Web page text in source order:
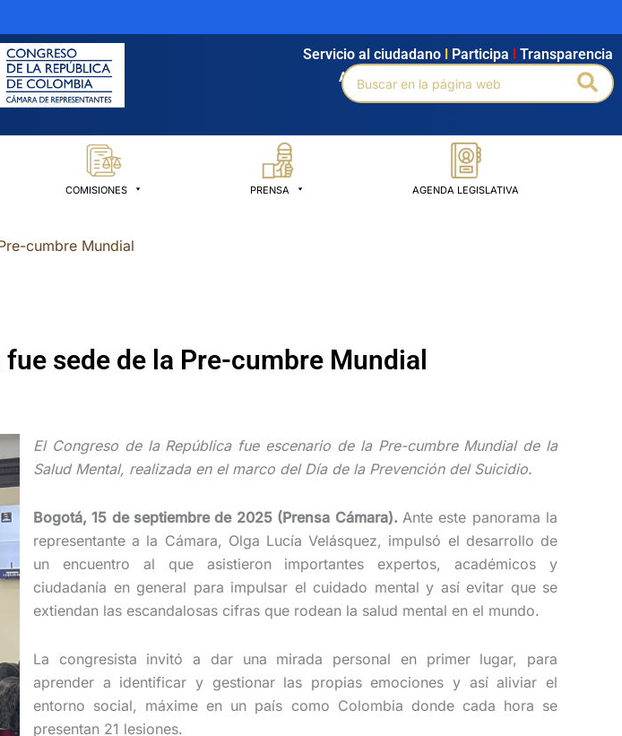
Agendamiento Intranet Búsqueda avanzada
Servicio al ciudadano Participa Transparencia
Buscar
por:
COMISIONES PRENSA AGENDA LEGISLATIVA
cumbre Mundial
sede de la Pre-cumbre Mundial
El Congreso de la República fue escenario de la Pre-cumbre Mundial de la
Salud Mental, realizada en el marco del Día de la Prevención del Suicidio.
Bogotá, 15 de septiembre de 2025 (Prensa Cámara). Ante este panorama la
representante a la Cámara, Olga Lucía Velásquez, impulsó el desarrollo de
un encuentro al que asistieron importantes expertos, académicos y
ciudadanía en general para impulsar el cuidado mental y así evitar que se
extiendan las escandalosas cifras que rodean la salud mental en el mundo.
La congresista invitó a dar una mirada personal en primer lugar, para
aprender a identificar y gestionar las propias emociones y así aliviar el
entorno social, máxime en un país como Colombia donde cada hora se
presentan 21 lesiones.